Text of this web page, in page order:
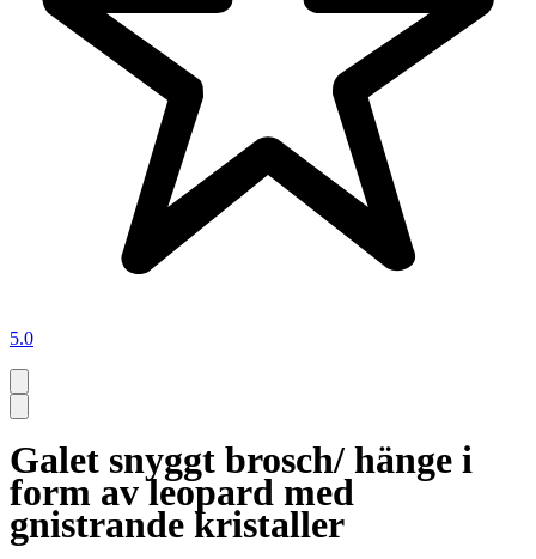
5.0
Galet snyggt brosch/ hänge i
form av leopard med
gnistrande kristaller